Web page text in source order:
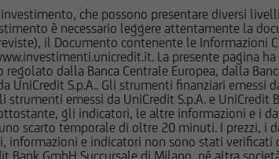
che possono presentare diversi
è necessario leggere attentamente la
il Documento contenente le Informazioni
La presente pagina
dalla Banca Centrale Europea, dalla
S.p.A.. Gli strumenti finanziari emessi
emessi da UniCredit S.p.A. e UniCredit
gli indicatori, le altre informazioni e i
scarto temporale di oltre 20 minuti. I prezzi, i
e indicatori non sono stati verificati
GmbH Succursale di Milano, né altra
pubblicate sul Sito, devono essere
documenti. UniCredit Bank GmbH -
decisioni di investimento prese
pubblicati sul Sito.
UniCredit potrebbero avere posizioni
finanziari cui si riferiscono le informazioni e
volta comprare, detenere o vendere